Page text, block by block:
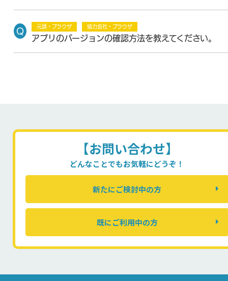
元請・ブラウザ 協力会社・ブラウザ
アプリのバージョンの確認方法を教えてください。
【お問い合わせ】
どんなことでもお気軽にどうぞ！
新たにご検討中の方
既にご利用中の方